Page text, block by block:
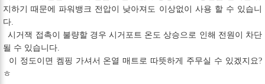
지하기 때문에 파워뱅크 전압이 낮아져도 이상없이 사용 할 수 있습니
다.
시거잭 접촉이 불량할 경우 시거포트 온도 상승으로 인해 전원이 차단
될 수 있습니다.
이 정도이면 켐핑 가셔서 온열 매트로 따뜻하게 주무실 수 있겠지요?
ㅎ